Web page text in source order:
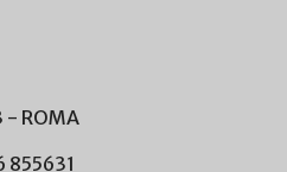
- ROMA
855631